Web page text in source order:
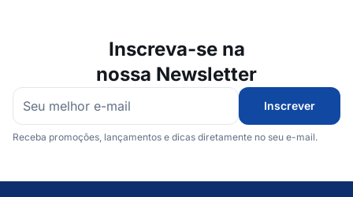
Inscreva-se na
nossa Newsletter
Inscrever
Receba promoções, lançamentos e dicas diretamente no seu e-mail.